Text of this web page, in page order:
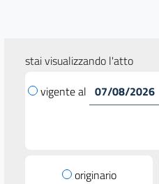
stai visualizzando l'atto
vigente al
originario